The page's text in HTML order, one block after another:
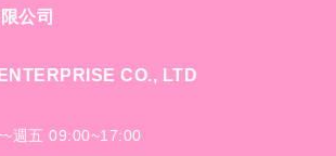
公司
CO., LTD
週五 09:00~17:00